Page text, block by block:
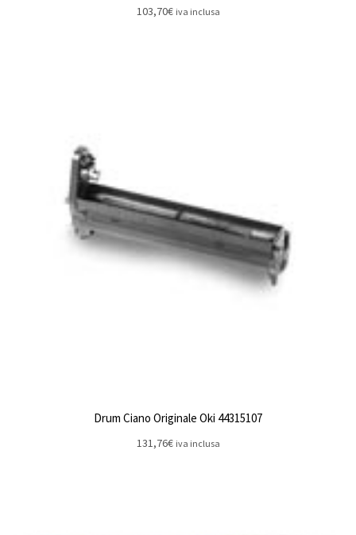
103,70€ iva inclusa
Drum Ciano Originale Oki 44315107
131,76€ iva inclusa